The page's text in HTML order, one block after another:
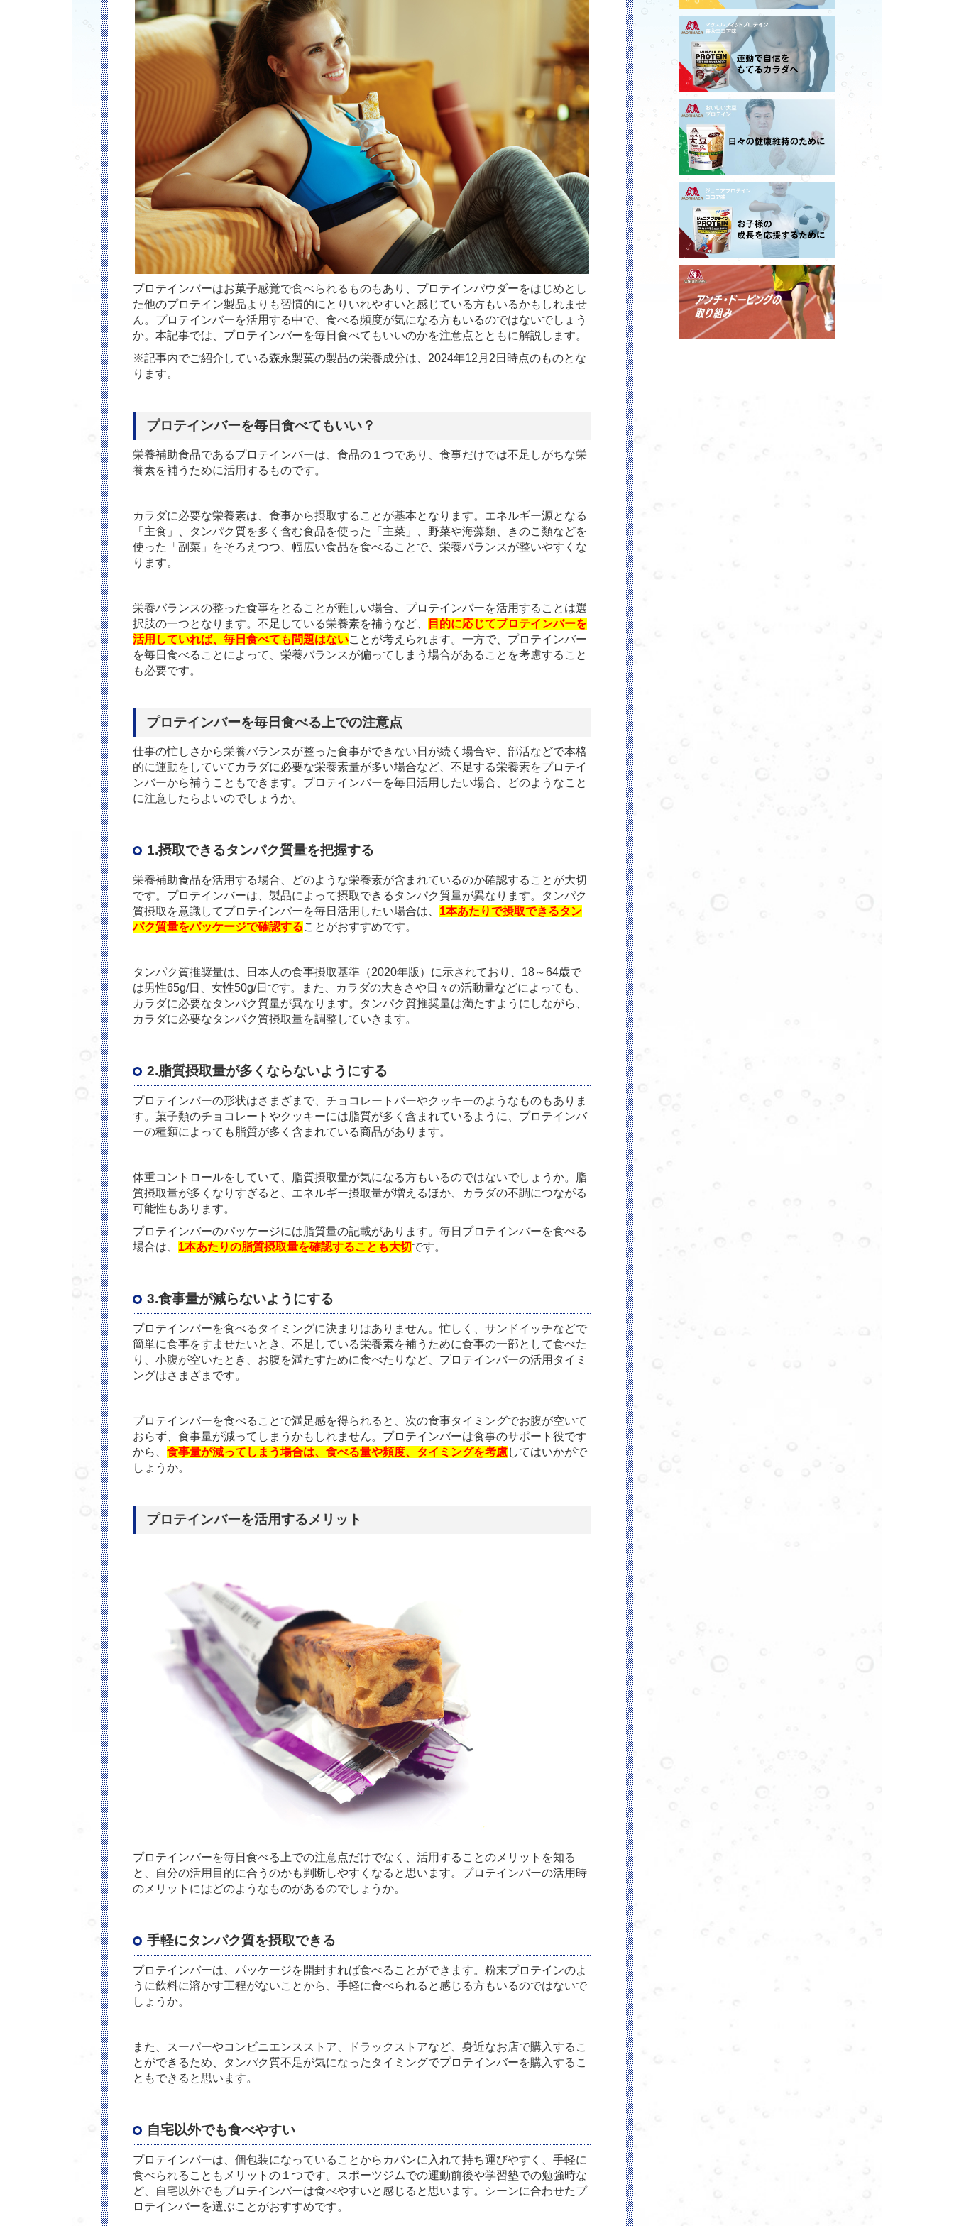
プロテインバーはお菓子感覚で食べられるものもあり、プロテインパウダーをはじめとし
た他のプロテイン製品よりも習慣的にとりいれやすいと感じている方もいるかもしれませ
ん。プロテインバーを活用する中で、食べる頻度が気になる方もいるのではないでしょう
か。本記事では、プロテインバーを毎日食べてもいいのかを注意点とともに解説します。
※記事内でご紹介している森永製菓の製品の栄養成分は、2024年12月2日時点のものとな
ります。
プロテインバーを毎日食べてもいい？
栄養補助食品であるプロテインバーは、食品の１つであり、食事だけでは不足しがちな栄
養素を補うために活用するものです。
カラダに必要な栄養素は、食事から摂取することが基本となります。エネルギー源となる
「主食」、タンパク質を多く含む食品を使った「主菜」、野菜や海藻類、きのこ類などを
使った「副菜」をそろえつつ、幅広い食品を食べることで、栄養バランスが整いやすくな
ります。
栄養バランスの整った食事をとることが難しい場合、プロテインバーを活用することは選
択肢の一つとなります。不足している栄養素を補うなど、
目的に応じてプロテインバーを
活用していれば、毎日食べても問題はないことが考えられます。一方で、プロテインバー
を毎日食べることによって、栄養バランスが偏ってしまう場合があることを考慮すること
も必要です。
プロテインバーを毎日食べる上での注意点
仕事の忙しさから栄養バランスが整った食事ができない日が続く場合や、部活などで本格
的に運動をしていてカラダに必要な栄養素量が多い場合など、不足する栄養素をプロテイ
ンバーから補うこともできます。プロテインバーを毎日活用したい場合、どのようなこと
に注意したらよいのでしょうか。
1.摂取できるタンパク質量を把握する
栄養補助食品を活用する場合、どのような栄養素が含まれているのか確認することが大切
です。プロテインバーは、製品によって摂取できるタンパク質量が異なります。タンパク
質摂取を意識してプロテインバーを毎日活用したい場合は、 1本あたりで摂取できるタン
パク質量をパッケージで確認することがおすすめです。
タンパク質推奨量は、日本人の食事摂取基準（2020年版）に示されており、18～64歳で
は男性65g/日、女性50g/日です。また、カラダの大きさや日々の活動量などによっても、
カラダに必要なタンパク質量が異なります。タンパク質推奨量は満たすようにしながら、
カラダに必要なタンパク質摂取量を調整していきます。
2.脂質摂取量が多くならないようにする
プロテインバーの形状はさまざまで、チョコレートバーやクッキーのようなものもありま
す。菓子類のチョコレートやクッキーには脂質が多く含まれているように、プロテインバ
ーの種類によっても脂質が多く含まれている商品があります。
体重コントロールをしていて、脂質摂取量が気になる方もいるのではないでしょうか。脂
質摂取量が多くなりすぎると、エネルギー摂取量が増えるほか、カラダの不調につながる
可能性もあります。
プロテインバーのパッケージには脂質量の記載があります。毎日プロテインバーを食べる
場合は、 1本あたりの脂質摂取量を確認することも大切です。
3.食事量が減らないようにする
プロテインバーを食べるタイミングに決まりはありません。忙しく、サンドイッチなどで
簡単に食事をすませたいとき、不足している栄養素を補うために食事の一部として食べた
り、小腹が空いたとき、お腹を満たすために食べたりなど、プロテインバーの活用タイミ
ングはさまざまです。
プロテインバーを食べることで満足感を得られると、次の食事タイミングでお腹が空いて
おらず、食事量が減ってしまうかもしれません。プロテインバーは食事のサポート役です
から、 食事量が減ってしまう場合は、食べる量や頻度、タイミングを考慮してはいかがで
しょうか。
プロテインバーを活用するメリット
プロテインバーを毎日食べる上での注意点だけでなく、活用することのメリットを知る
と、自分の活用目的に合うのかも判断しやすくなると思います。プロテインバーの活用時
のメリットにはどのようなものがあるのでしょうか。
手軽にタンパク質を摂取できる
プロテインバーは、パッケージを開封すれば食べることができます。粉末プロテインのよ
うに飲料に溶かす工程がないことから、手軽に食べられると感じる方もいるのではないで
しょうか。
また、スーパーやコンビニエンスストア、ドラックストアなど、身近なお店で購入するこ
とができるため、タンパク質不足が気になったタイミングでプロテインバーを購入するこ
ともできると思います。
自宅以外でも食べやすい
プロテインバーは、個包装になっていることからカバンに入れて持ち運びやすく、手軽に
食べられることもメリットの１つです。スポーツジムでの運動前後や学習塾での勉強時な
ど、自宅以外でもプロテインバーは食べやすいと感じると思います。シーンに合わせたプ
ロテインバーを選ぶことがおすすめです。